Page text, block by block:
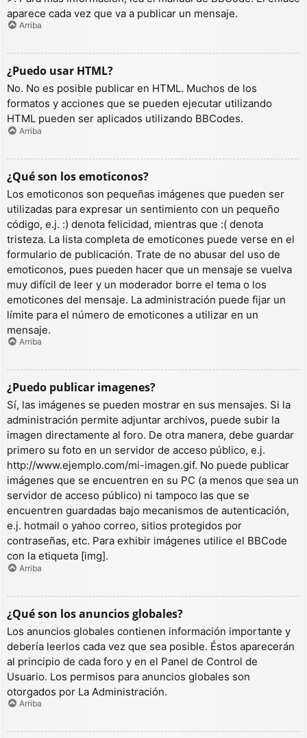
aparece cada vez que va a publicar un mensaje.
Arriba
¿Puedo usar HTML?
No. No es posible publicar en HTML. Muchos de los
formatos y acciones que se pueden ejecutar utilizando
HTML pueden ser aplicados utilizando BBCodes.
Arriba
¿Qué son los emoticonos?
Los emoticonos son pequeñas imágenes que pueden ser
utilizadas para expresar un sentimiento con un pequeño
código, e.j. :) denota felicidad, mientras que :( denota
tristeza. La lista completa de emoticones puede verse en el
formulario de publicación. Trate de no abusar del uso de
emoticonos, pues pueden hacer que un mensaje se vuelva
muy difícil de leer y un moderador borre el tema o los
emoticones del mensaje. La administración puede fijar un
límite para el número de emoticones a utilizar en un
mensaje.
Arriba
¿Puedo publicar imagenes?
Sí, las imágenes se pueden mostrar en sus mensajes. Si la
administración permite adjuntar archivos, puede subir la
imagen directamente al foro. De otra manera, debe guardar
primero su foto en un servidor de acceso público, e.j.
http://www.ejemplo.com/mi-imagen.gif. No puede publicar
imágenes que se encuentren en su PC (a menos que sea un
servidor de acceso público) ni tampoco las que se
encuentren guardadas bajo mecanismos de autenticación,
e.j. hotmail o yahoo correo, sitios protegidos por
contraseñas, etc. Para exhibir imágenes utilice el BBCode
con la etiqueta [img].
Arriba
¿Qué son los anuncios globales?
Los anuncios globales contienen información importante y
debería leerlos cada vez que sea posible. Éstos aparecerán
al principio de cada foro y en el Panel de Control de
Usuario. Los permisos para anuncios globales son
otorgados por La Administración.
Arriba